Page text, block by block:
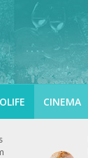
CINEMA